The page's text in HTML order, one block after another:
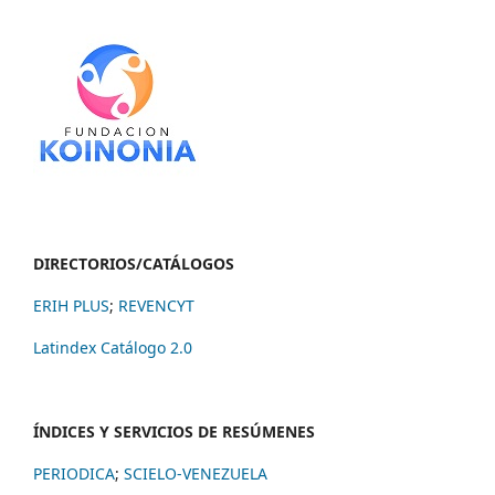
DIRECTORIOS/CATÁLOGOS
ERIH PLUS; REVENCYT
Latindex Catálogo 2.0
ÍNDICES Y SERVICIOS DE RESÚMENES
PERIODICA; SCIELO-VENEZUELA